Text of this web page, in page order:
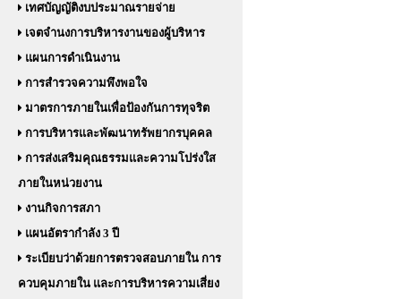
เทศบัญญัติงบประมาณรายจ่าย
เจตจำนงการบริหารงานของผู้บริหาร
แผนการดำเนินงาน
การสำรวจความพึงพอใจ
มาตรการภายในเพื่อป้องกันการทุจริต
การบริหารและพัฒนาทรัพยากรบุคคล
การส่งเสริมคุณธรรมและความโปร่งใส
ภายในหน่วยงาน
งานกิจการสภา
แผนอัตรากำลัง 3 ปี
ระเบียบว่าด้วยการตรวจสอบภายใน การ
ควบคุมภายใน และการบริหารความเสี่ยง